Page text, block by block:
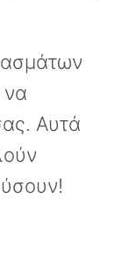
να
Αυτά